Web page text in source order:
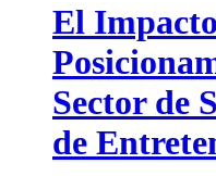
El
Sector de
de